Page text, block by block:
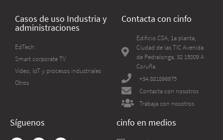
Casos de uso Industria y
administraciones
EdTech
Smart corporate TV
Video, IoT y procesos industriales
Otros
Contacta con cinfo
Edificio CSA, 1a planta,
Ciudad de las TIC Avenida
de Pedralonga, 32 15009 A
Coruña
+34 881896975
Contacta con nosotros
Trabaja con nosotros
Síguenos cinfo en medios